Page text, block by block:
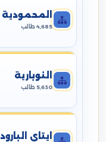
المحمودية
4,685 طالب
النوبارية
5,630 طالب
ايتاى البارود